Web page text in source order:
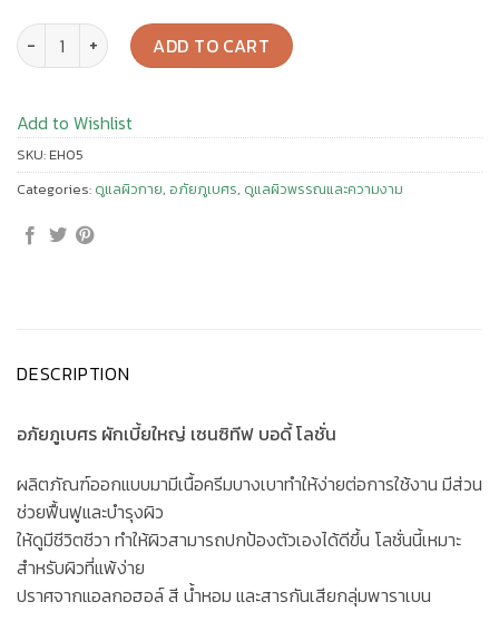
อภัยภูเบศร ผักเบี้ยใหญ่ เซนซิทีฟ บอดี้ โลชั่น quantity
ADD TO CART
Add to Wishlist
SKU: EH05
Categories: ดูแลผิวกาย, อภัยภูเบศร, ดูแลผิวพรรณและความงาม
DESCRIPTION
อภัยภูเบศร ผักเบี้ยใหญ่ เซนซิทีฟ บอดี้ โลชั่น
ผลิตภัณฑ์ออกแบบมามีเนื้อครีมบางเบาทำให้ง่ายต่อการใช้งาน มีส่วน
ช่วยฟื้นฟูและบำรุงผิว
ให้ดูมีชีวิตชีวา ทำให้ผิวสามารถปกป้องตัวเองได้ดีขึ้น โลชั่นนี้เหมาะ
สำหรับผิวที่แพ้ง่าย
ปราศจากแอลกอฮอล์ สี น้ำหอม และสารกันเสียกลุ่มพาราเบน